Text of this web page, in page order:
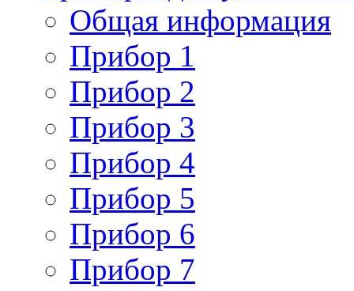
Общая информация
Прибор 1
Прибор 2
Прибор 3
Прибор 4
Прибор 5
Прибор 6
Прибор 7